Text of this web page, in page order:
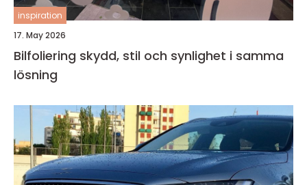
inspiration
17. May 2026
Bilfoliering skydd, stil och synlighet i samma
lösning